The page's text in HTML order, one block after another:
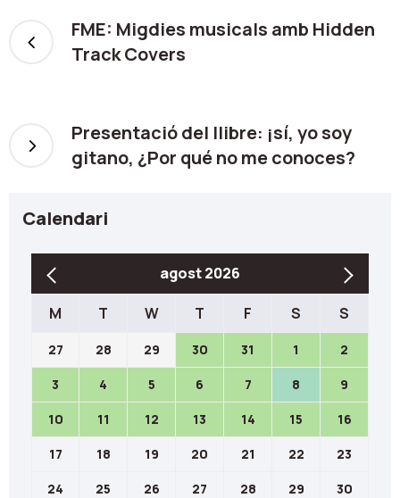
FME: Migdies musicals amb Hidden
Track Covers
Presentació del llibre: ¡sí, yo soy
gitano, ¿Por qué no me conoces?
Calendari
agost 2026
M T W T F S S
27 28 29 30 31 1 2
3 4 5 6 7 8 9
10 11 12 13 14 15 16
17 18 19 20 21 22 23
24 25 26 27 28 29 30